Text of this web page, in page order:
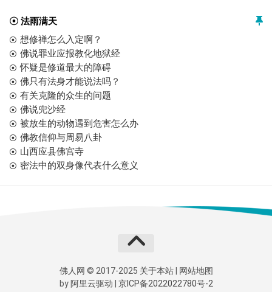
☉ 法雨满天
想修禅怎么入定啊？
佛说罪业应报教化地狱经
怀疑是修道最大的障碍
佛只有法身才能说法吗？
有关克隆的众生的问题
佛说兜沙经
被放生的动物遇到危害怎么办
佛教信仰与周易八卦
山西应县佛宫寺
密法中的双身像代表什么意义
佛人网 © 2017-2025 关于本站|
网站地图
by 阿里云驱动 | 京ICP备2022022780号-2